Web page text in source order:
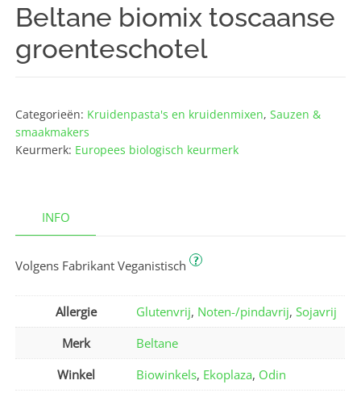
Beltane biomix toscaanse
groenteschotel
Categorieën: Kruidenpasta's en kruidenmixen,Sauzen &
smaakmakers
Keurmerk: Europees biologisch keurmerk
INFO
Volgens Fabrikant Veganistisch ?
Allergie Glutenvrij, Noten-/pindavrij,Sojavrij
Merk
Beltane
Winkel
Biowinkels, Ekoplaza, Odin